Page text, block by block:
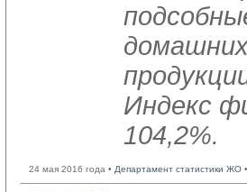
Индекс
104,2%.
24 мая 2016 года • Департамент статистики ЖО